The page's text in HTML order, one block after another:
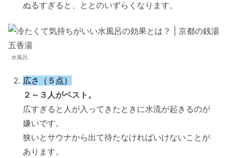
ぬるすぎると、ととのいずらくなります。
水風呂
広さ（５点）
２～３人がベスト。
広すぎると人が入ってきたときに水流が起きるのが
嫌いです。
狭いとサウナから出て待たなければいけないことが
あります。